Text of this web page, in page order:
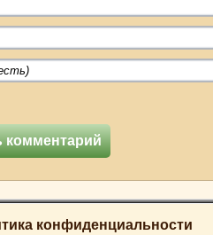
конфиденциальности